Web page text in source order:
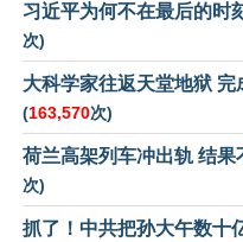
习近平为何不在最后的时
次)
大科学家往返天堂地狱 完
(163,570次)
荷兰高架列车冲出轨 结果
次)
抓了！中共把孙大午数十